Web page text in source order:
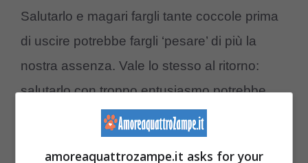
Salutarlo e magari fargli tante coccole prima
di uscire potrebbe fargli ‘pesare’ di più la
nostra assenza. Vale lo stesso al ritorno:
salutarlo con troppo entusiasmo potrebbe
fargli vivere il momento del distacco come un
trauma, come un dramma inevitabile.
amoreaquattrozampe.it asks for your